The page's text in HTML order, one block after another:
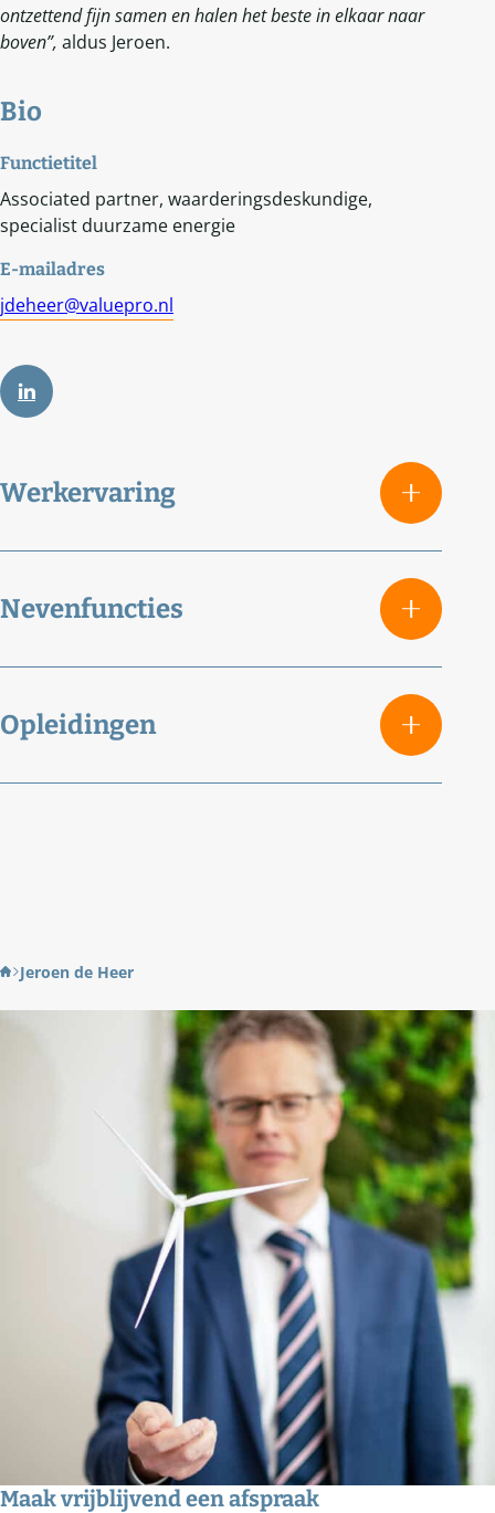
ontzettend fijn samen en halen het beste in elkaar naar
boven”, aldus Jeroen.
Bio
Functietitel
Associated partner, waarderingsdeskundige,
specialist duurzame energie
E-mailadres
jdeheer@valuepro.nl
Werkervaring
Nevenfuncties
Opleidingen
Jeroen de Heer
Maak vrijblijvend een afspraak